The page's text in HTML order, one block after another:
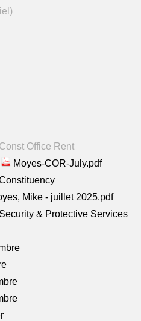
Const Office Rent
Moyes-COR-July.pdf
Mike - juillet 2025.pdf
Security & Protective Services